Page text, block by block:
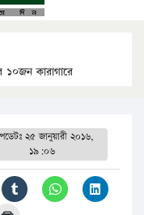
১০জন কারাগারে
২৫ জানুয়ারী ২০১৬,
১৯:০৬